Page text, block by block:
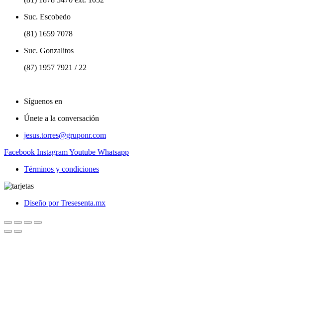
Suc. Escobedo
(81) 1659 7078
Suc. Gonzalitos
(87) 1957 7921 / 22
Síguenos en
Únete a la conversación
jesus.torres@gruponr.com
Facebook InstagramYoutube Whatsapp
Términos y condiciones
Diseño por Tresesenta.mx